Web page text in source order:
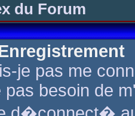
du Forum
je pas me
pas besoin de